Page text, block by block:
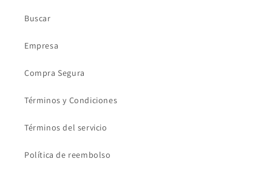
Buscar
Empresa
Compra Segura
Términos y Condiciones
Términos del servicio
Política de reembolso